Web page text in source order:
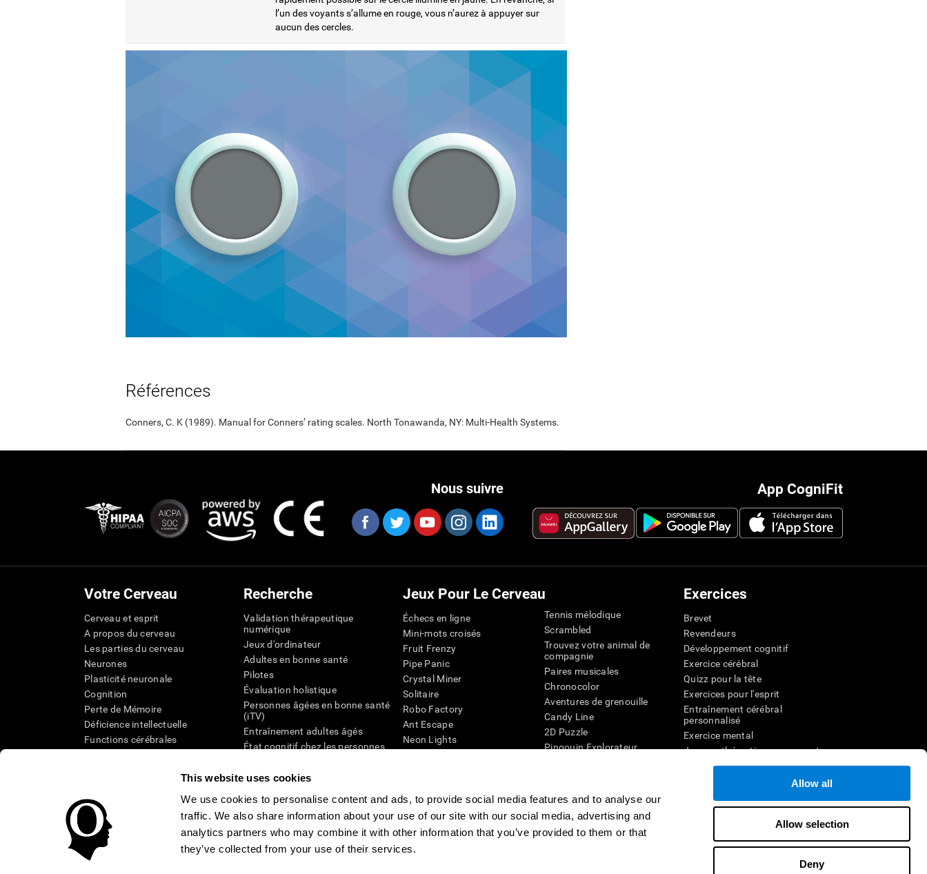
This website uses cookies
We use cookies to personalise content and ads, to provide social media features and to analyse our
traffic. We also share information about your use of our site with our social media, advertising and
analytics partners who may combine it with other information that you’ve provided to them or that
they’ve collected from your use of their services.
Allow all
Allow selection
Deny
l’un des voyants s’allume en rouge, vous n’aurez à appuyer sur
aucun des cercles.
Références
Conners, C. K (1989). Manual for Conners’ rating scales. North Tonawanda, NY: Multi-Health Systems.
App CogniFit
Nous suivre
Votre Cerveau
Cerveau et esprit
A propos du cerveau
Les parties du cerveau
Neurones
Plasticité neuronale
Cognition
Perte de Mémoire
Déficience intellectuelle
Functions cérébrales
Recherche
Validation thérapeutique
numérique
Jeux d'ordinateur
Adultes en bonne santé
Pilotes
Évaluation holistique
Personnes âgées en bonne santé
(iTV)
Entraînement adultes âgés
État cognitif chez les personnes
Révision systémique
Jeux Pour Le Cerveau
Échecs en ligne
Mini-mots croisés
Fruit Frenzy
Pipe Panic
Crystal Miner
Solitaire
Robo Factory
Ant Escape
Neon Lights
Space Rescue
Chaos mathématique
Course de billes
Tennis mélodique
Scrambled
Trouvez votre animal de
compagnie
Paires musicales
Chronocolor
Aventures de grenouille
Candy Line
2D Puzzle
Pingouin Explorateur
Jeux d'agilité mentale
Jeux en ligne pour la
mémoire
Jeux pour le cerveau
Exercices
Brevet
Revendeurs
Développement cognitif
Exercice cérébral
Quizz pour la tête
Exercices pour l'esprit
Entraînement cérébral
personnalisé
Exercice mental
Jeux mathématiques amusants
Compréhension de lecture
Batailles cérébrales
Test de QI